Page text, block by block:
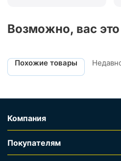
Возможно, вас это
Похожие товары
Компания
Покупателям